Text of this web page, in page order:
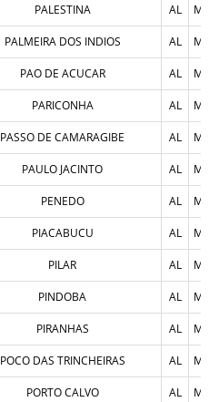
PALESTINA AL
PALMEIRA DOS INDIOS AL
PAO DE ACUCAR AL
PARICONHA AL
PASSO DE CAMARAGIBE AL
PAULO JACINTO AL
PENEDO AL
PIACABUCU AL
PILAR AL
PINDOBA AL
PIRANHAS AL
POCO DAS TRINCHEIRAS AL
PORTO CALVO AL